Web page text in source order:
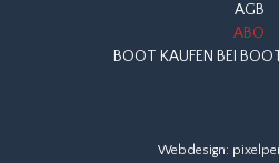
AGB
ABO
BOOT KAUFEN BEI
Webdesign: